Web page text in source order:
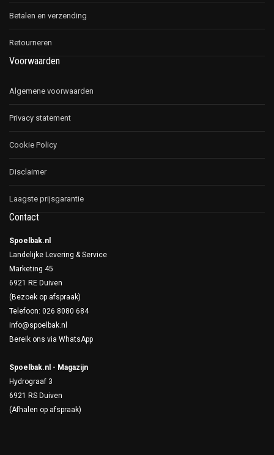
Betalen en verzending
Retourneren
Voorwaarden
Algemene voorwaarden
Privacy statement
Cookie Policy
Disclaimer
Laagste prijsgarantie
Contact
Spoelbak.nl
Landelijke Levering & Service
Marketing 45
6921 RE Duiven
(Bezoek op afspraak)
Telefoon: 026 8080 684
info@spoelbak.nl
Bereik ons via WhatsApp
Spoelbak.nl - Magazijn
Hydrograaf 3
6921 RS Duiven
(Afhalen op afspraak)